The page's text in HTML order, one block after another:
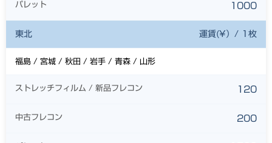
パレット 1000
東北 運賃(¥）/ 1枚
福島 / 宮城 / 秋田 / 岩手 / 青森 / 山形
ストレッチフィルム / 新品フレコン 120
中古フレコン 200